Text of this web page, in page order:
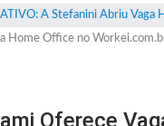
Home Office no
Oferece